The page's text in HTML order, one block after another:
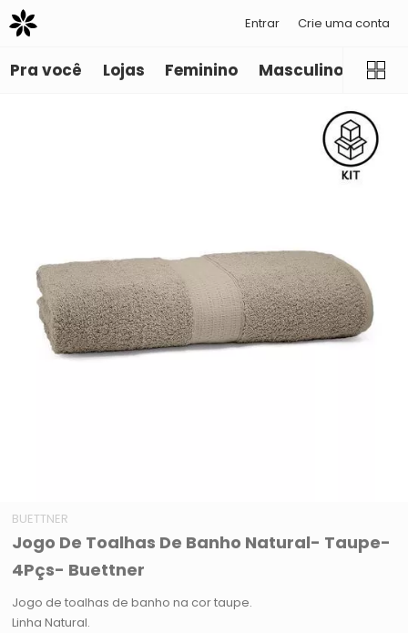
Entrar Crie uma conta
Pra você Lojas Feminino Masculino
BUETTNER
Jogo De Toalhas De Banho Natural- Taupe-
4Pçs- Buettner
Jogo de toalhas de banho na cor taupe.
Linha Natural.